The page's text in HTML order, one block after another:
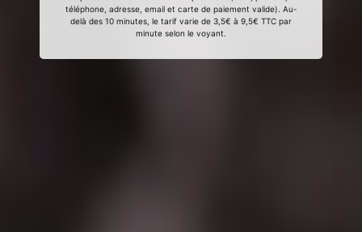
téléphone, adresse, email et carte de paiement valide). Au-
delà des 10 minutes, le tarif varie de 3,5€ à 9,5€ TTC par
minute selon le voyant.